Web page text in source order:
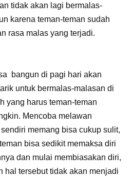
tidak akan lagi bermalas-
karena teman-teman sudah
rasa malas yang terjadi.
bangun di pagi hari akan
untuk bermalas-malasan di
yang harus teman-teman
Mencoba melawan
memang bisa cukup sulit,
bisa sedikit memaksa diri
dan mulai membiasakan diri,
hal tersebut tidak akan menjadi